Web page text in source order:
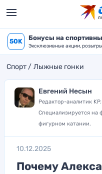
50K Бонусы на
Эксклюзивные акции,
Спорт Лыжные гонки
Евгений Несын
Редактор-аналитик
Специализируется на
фигурном катании.
10.12.2025
Почему